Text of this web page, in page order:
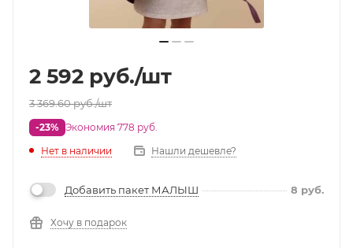
2 592 руб./шт
3 369.60руб./шт
-23% Экономия 778 руб.
Нет в наличии
Нашли дешевле?
Добавить пакет МАЛЫШ 8 руб.
Хочу в подарок